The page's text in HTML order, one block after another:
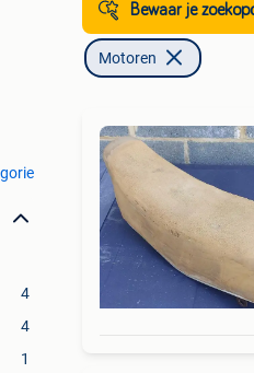
4
4
1
Bewaar je
Motoren